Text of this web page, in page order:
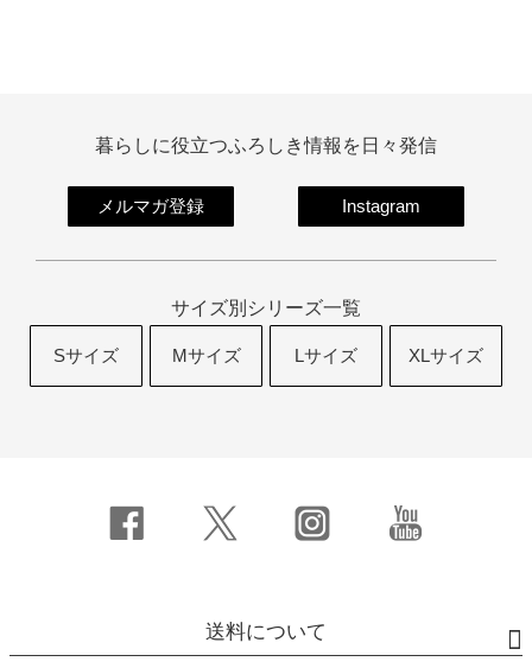
暮らしに役立つふろしき情報を日々発信
メルマガ登録 Instagram
サイズ別シリーズ一覧
Sサイズ Mサイズ Lサイズ XLサイズ
送料について